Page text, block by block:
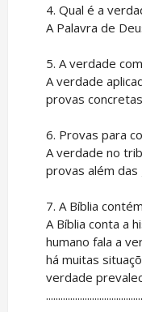
4. Qual é a
A Palavra de
5. A verdade
A verdade
provas
6. Provas para
A verdade no
provas além das
7. A Bíblia
A Bíblia conta a
humano fala a
há muitas
verdade